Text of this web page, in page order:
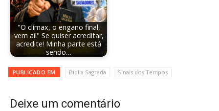
"O clímax, o engano final,
vem aí!" Se quiser acreditar,
acredite! Minha parte está
sendo…
PUBLICADO EM Bíblia Sagrada Sinais dos Tempos
Deixe um comentário